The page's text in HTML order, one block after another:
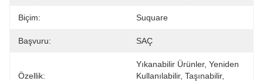
Biçim: Suquare
Başvuru: SAÇ
Özellik:
Yıkanabilir Ürünler, Yeniden
Kullanılabilir, Taşınabilir,